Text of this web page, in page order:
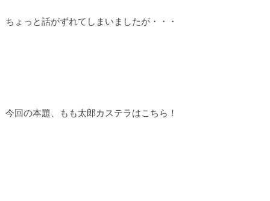
ちょっと話がずれてしまいましたが・・・
今回の本題、もも太郎カステラはこちら！